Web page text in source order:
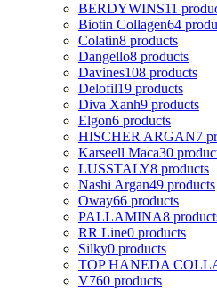
BERDYWINS11
Biotin Collagen64
Colatin8 products
Dangello8 products
Davines108 products
Delofil19 products
Diva Xanh9 products
Elgon6 products
HISCHER ARGAN7
Karseell Maca30
LUSSTALY8 products
Nashi Argan49 products
Oway66 products
PALLAMINA8
RR Line0 products
Silky0 products
TOP HANEDA
V760 products